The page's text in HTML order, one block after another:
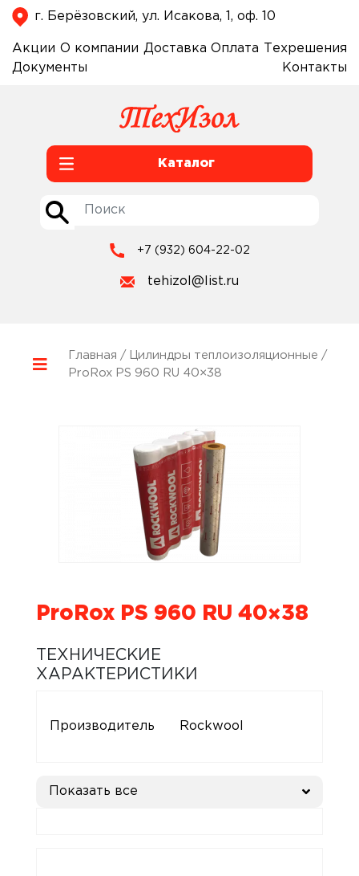
г. Берёзовский, ул. Исакова, 1, оф. 10
Акции О компании Доставка Оплата
Техрешения
Документы
Контакты
Каталог
+7 (932) 604-22-02
tehizol@list.ru
Главная / Цилиндры теплоизоляционные /
ProRox PS 960 RU 40×38
ProRox PS 960 RU 40×38
ТЕХНИЧЕСКИЕ
ХАРАКТЕРИСТИКИ
Производитель Rockwool
Показать все